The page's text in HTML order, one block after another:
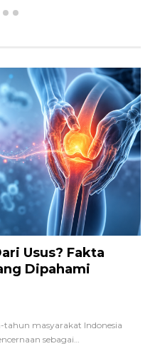
Usus? Fakta
Dipahami
tahun masyarakat Indonesia
sebagai…